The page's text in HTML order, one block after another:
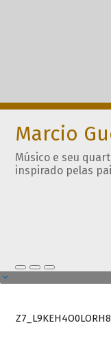
Marcio
Músico e seu
inspirado pelas